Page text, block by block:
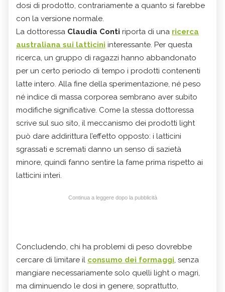
dosi di prodotto, contrariamente a quanto si farebbe
con la versione normale.
La dottoressa Claudia Conti riporta di una ricerca
australiana sui latticini interessante. Per questa
ricerca, un gruppo di ragazzi hanno abbandonato
per un certo periodo di tempo i prodotti contenenti
latte intero. Alla fine della sperimentazione, né peso
né indice di massa corporea sembrano aver subito
modifiche significative. Come la stessa dottoressa
scrive sul suo sito, il meccanismo dei prodotti light
può dare addirittura l’effetto opposto: i latticini
sgrassati e scremati danno un senso di sazietà
minore, quindi fanno sentire la fame prima rispetto ai
latticini interi.
Continua a leggere dopo la pubblicità
Concludendo, chi ha problemi di peso dovrebbe
cercare di limitare il consumo dei formaggi, senza
mangiare necessariamente solo quelli light o magri,
ma diminuendo le dosi in genere, soprattutto,